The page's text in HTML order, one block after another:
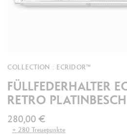
COLLECTION : ECRIDOR™
FÜLLFEDERHALTER
RETRO
280,00 €
+ 280 Treuepunkte